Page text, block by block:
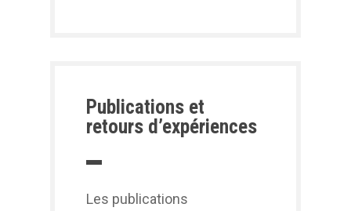
Publications et
retours d’expériences
Les publications